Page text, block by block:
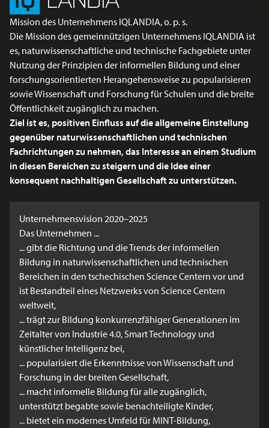
Mission des Unternehmens IQLANDIA, o. p. s.
Die Mission des gemeinnützigen Unternehmens IQLANDIA ist
es, naturwissenschaftliche und technische Fachgebiete unter
Nutzung der Prinzipien der informellen Bildung und einer
forschungsorientierten Herangehensweise zu popularisieren
sowie Wissenschaft und Forschung für Schulen und die breite
Öffentlichkeit zugänglich zu machen.
Ziel ist es, positiven Einfluss auf die allgemeine Einstellung
gegenüber naturwissenschaftlichen und technischen
Fachrichtungen zu nehmen, das Interesse an einem Studium
in diesen Bereichen zu steigern und die Idee einer
konsequent nachhaltigen Gesellschaft zu unterstützen.
Unternehmensvision 2020–2025
Das Unternehmen ...
... gibt die Richtung und die Trends der informellen
Bildung in naturwissenschaftlichen und technischen
Bereichen in den tschechischen Science Centern vor und
ist Bestandteil eines Netzwerks von Science Centern
weltweit,
... trägt zur Bildung konkurrenzfähiger Generationen im
Zeitalter von Industrie 4.0, Smart Technology und
künstlicher Intelligenz bei,
... popularisiert die Erkenntnisse von Wissenschaft und
Forschung in der breiten Gesellschaft,
... macht informelle Bildung für alle zugänglich,
unterstützt begabte sowie benachteiligte Kinder,
... bietet ein modernes Umfeld für MINT-Bildung,